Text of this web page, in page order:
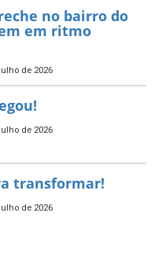
no bairro do
em ritmo
de 2026
de 2026
transformar!
de 2026